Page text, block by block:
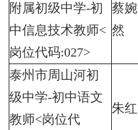
附属初级中学-初
中信息技术教师<
岗位代码:027>
蔡婉
然
泰州市周山河初
级中学-初中语文
教师<岗位代
朱红